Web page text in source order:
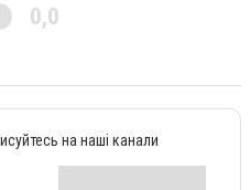
0,0
на наші канали